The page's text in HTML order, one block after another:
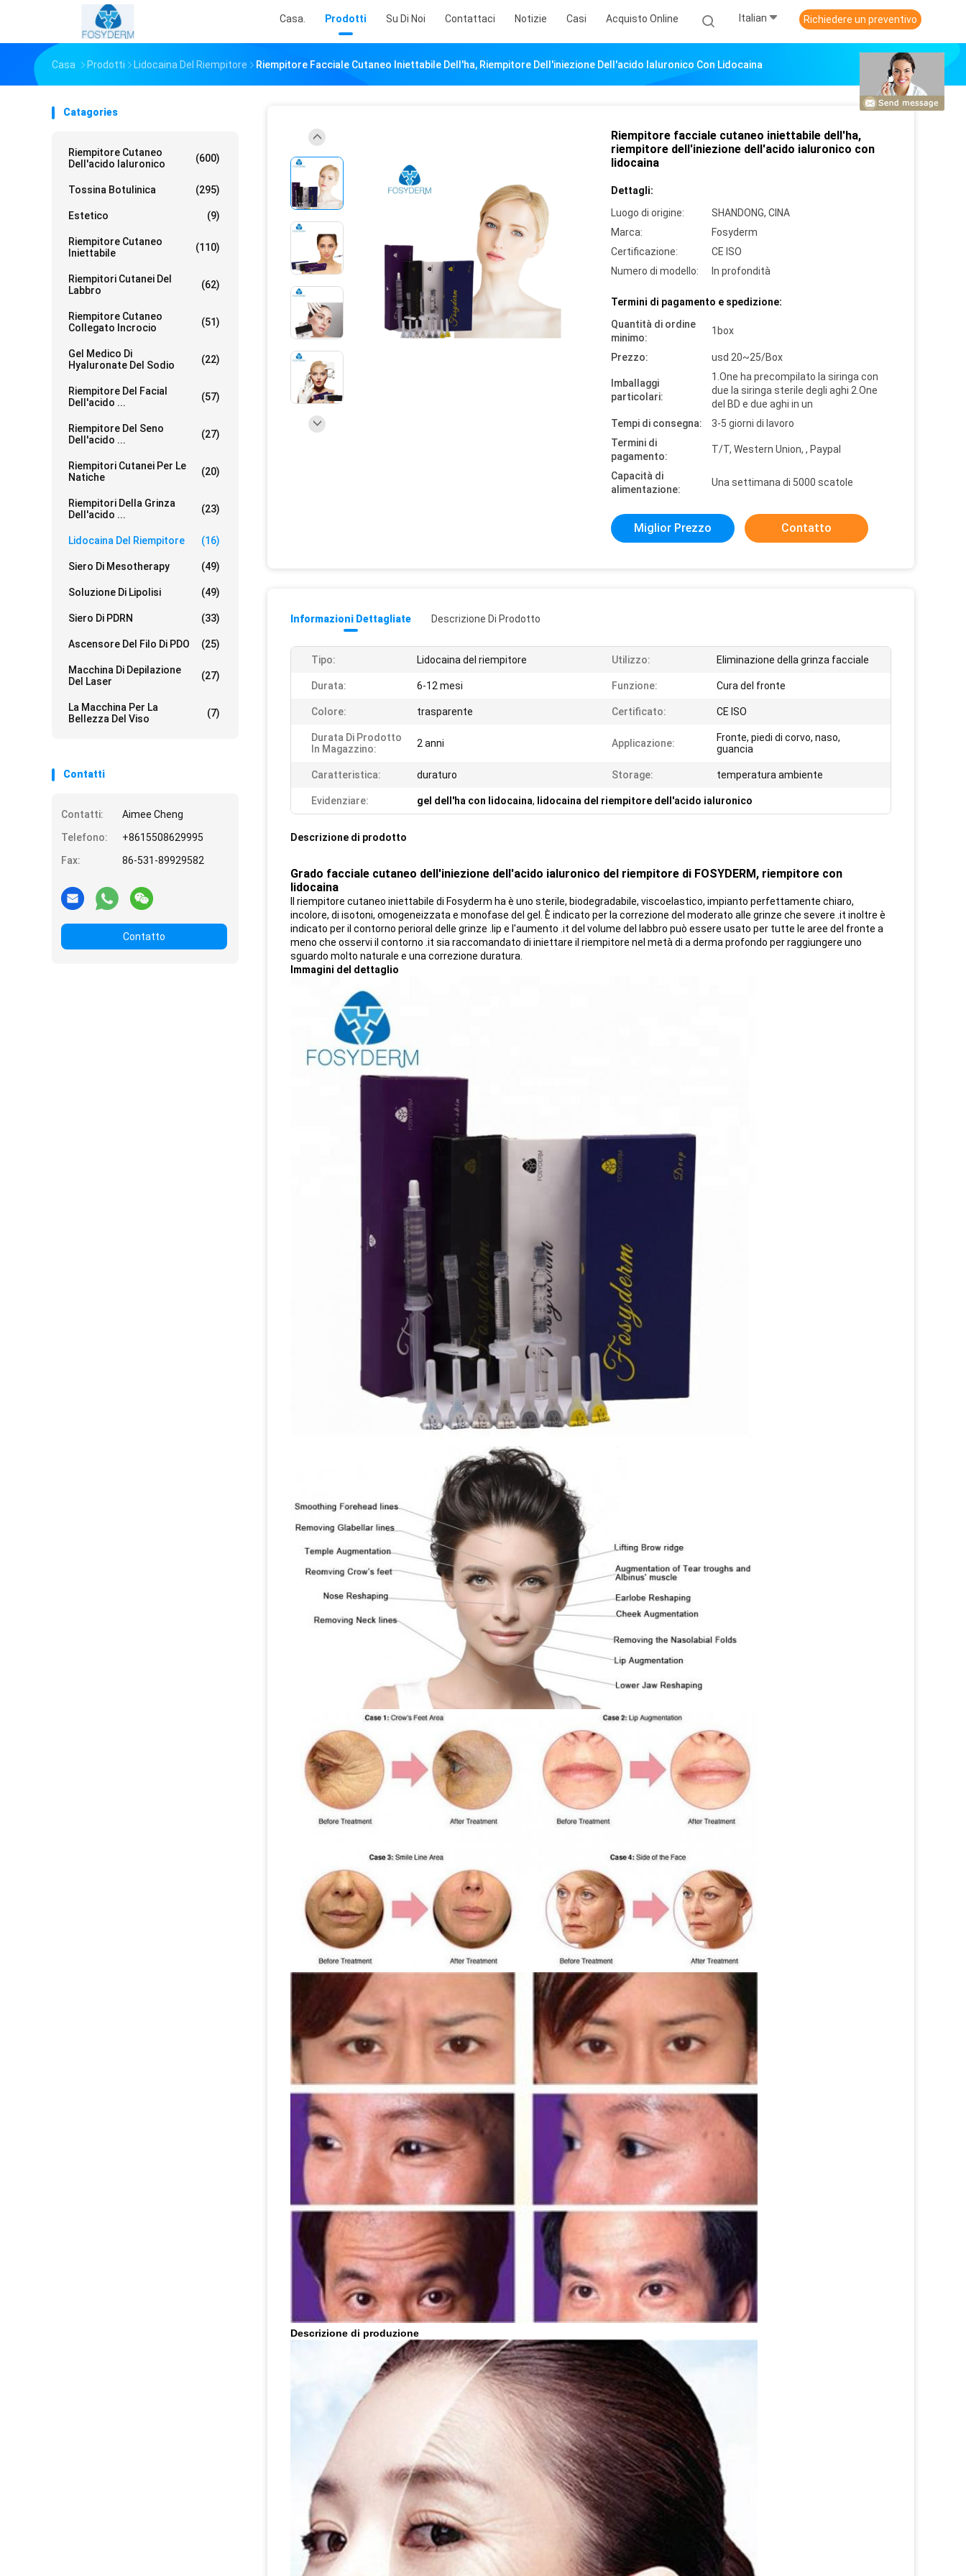
Casa. Prodotti Su Di Noi Contattaci Notizie Casi Acquisto Online Italian Richiedere un preventivo
Casa Prodotti Lidocaina Del Riempitore Riempitore Facciale Cutaneo Iniettabile Dell'ha, Riempitore Dell'iniezione Dell'acido Ialuronico Con Lidocaina
Catagories
Riempitore Cutaneo
Dell'acido Ialuronico
(600)
Tossina Botulinica (295)
Estetico (9)
Riempitore Cutaneo
Iniettabile
(110)
Riempitori Cutanei Del
Labbro
(62)
Riempitore Cutaneo
Collegato Incrocio
(51)
Gel Medico Di
Hyaluronate Del Sodio
(22)
Riempitore Del Facial
Dell'acido ...
(57)
Riempitore Del Seno
Dell'acido ...
(27)
Riempitori Cutanei Per Le
Natiche
(20)
Riempitori Della Grinza
Dell'acido ...
(23)
Lidocaina Del Riempitore (16)
Siero Di Mesotherapy (49)
Soluzione Di Lipolisi (49)
Siero Di PDRN (33)
Ascensore Del Filo Di PDO (25)
Macchina Di Depilazione
Del Laser
(27)
La Macchina Per La
Bellezza Del Viso
(7)
Contatti
Contatti:
Aimee Cheng
Telefono:
+8615508629995
Fax:
86-531-89929582
Contatto
Riempitore facciale cutaneo iniettabile dell'ha,
riempitore dell'iniezione dell'acido ialuronico con
lidocaina
Dettagli:
Luogo di origine:
SHANDONG, CINA
Marca:
Fosyderm
Certificazione:
CE ISO
Numero di modello:
In profondità
Termini di pagamento e spedizione:
Quantità di ordine
minimo:
1box
Prezzo: usd 20~25/Box
Imballaggi
particolari:
1.One ha precompilato la siringa con
due la siringa sterile degli aghi 2.One
del BD e due aghi in un
Tempi di consegna:
3-5 giorni di lavoro
Termini di
pagamento:
T/T, Western Union, , Paypal
Capacità di
alimentazione:
Una settimana di 5000 scatole
Miglior Prezzo Contatto
Informazioni Dettagliate Descrizione Di Prodotto
Tipo: Lidocaina del riempitore Utilizzo: Eliminazione della grinza facciale
Durata: 6-12 mesi Funzione: Cura del fronte
Colore: trasparente Certificato: CE ISO
Durata Di Prodotto
In Magazzino:
2 anni Applicazione:
Fronte, piedi di corvo, naso,
guancia
Caratteristica: duraturo Storage: temperatura ambiente
Evidenziare: gel dell'ha con lidocaina, lidocaina del riempitore dell'acido ialuronico
Descrizione di prodotto
Grado facciale cutaneo dell'iniezione dell'acido ialuronico del riempitore di FOSYDERM, riempitore con
lidocaina
Il riempitore cutaneo iniettabile di Fosyderm ha è uno sterile, biodegradabile, viscoelastico, impianto perfettamente chiaro,
incolore, di isotoni, omogeneizzata e monofase del gel. È indicato per la correzione del moderato alle grinze che severe .it inoltre è
indicato per il contorno perioral delle grinze .lip e l'aumento .it del volume del labbro può essere usato per tutte le aree del fronte a
meno che osservi il contorno .it sia raccomandato di iniettare il riempitore nel metà di a derma profondo per raggiungere uno
sguardo molto naturale e una correzione duratura.
Immagini del dettaglio
Descrizione di produzione